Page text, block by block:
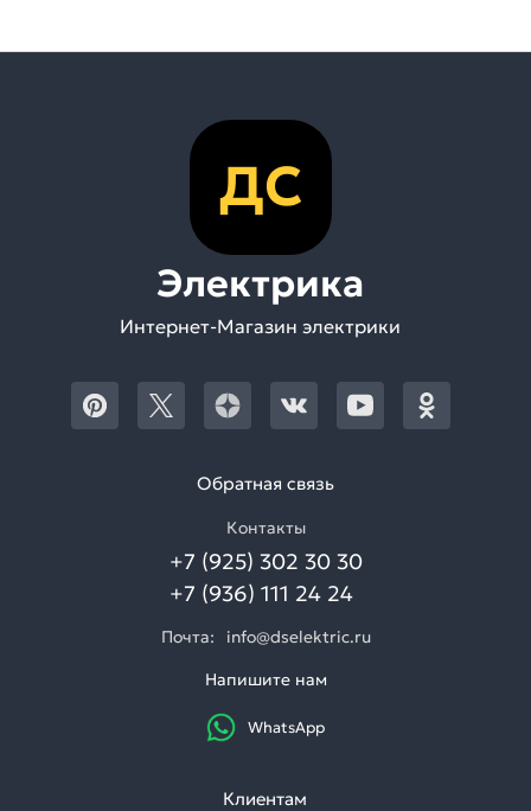
ДС
Электрика
Интернет-Магазин электрики
Обратная связь
Контакты
+7 (925) 302 30 30
+7 (936) 111 24 24
Почта:
info@dselektric.ru
Напишите нам
WhatsApp
Клиентам